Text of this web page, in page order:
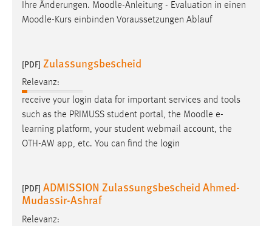
Ihre Änderungen. Moodle-Anleitung - Evaluation in einen
Moodle-Kurs einbinden Voraussetzungen Ablauf
[PDF] Zulassungsbescheid
Relevanz:
receive your login data for important services and tools
such as the PRIMUSS student portal, the Moodle e-
learning platform, your student webmail account, the
OTH-AW app, etc. You can find the login
[PDF] ADMISSION Zulassungsbescheid Ahmed-
Mudassir-Ashraf
Relevanz:
MARKETING
Sie tun dies, indem sie Besucher über Websites
hinweg verfolgen.
Google Ads
Name:
_gcl_au
Google Ireland Limited
Conversion-Tracking